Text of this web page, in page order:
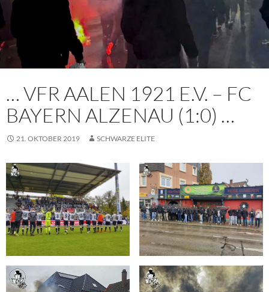
… VFR AALEN 1921 E.V. – FC
BAYERN ALZENAU (1:0) …
21. OKTOBER 2019 SCHWARZE ELITE